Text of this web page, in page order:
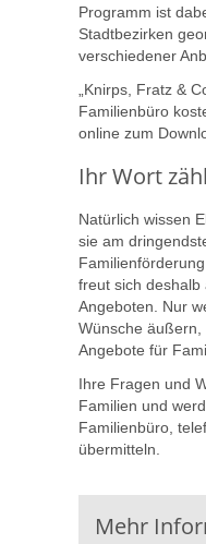
Programm ist
Stadtbezirken
verschiedener
„Knirps, Fratz &
Familienbüro
online zum
Ihr Wort
Natürlich wissen
sie am
freut sich deshalb
Angeboten. Nur
Wünsche
Angebote für
Ihre Fragen und
Familien und
Familienbüro,
übermitteln.
Mehr